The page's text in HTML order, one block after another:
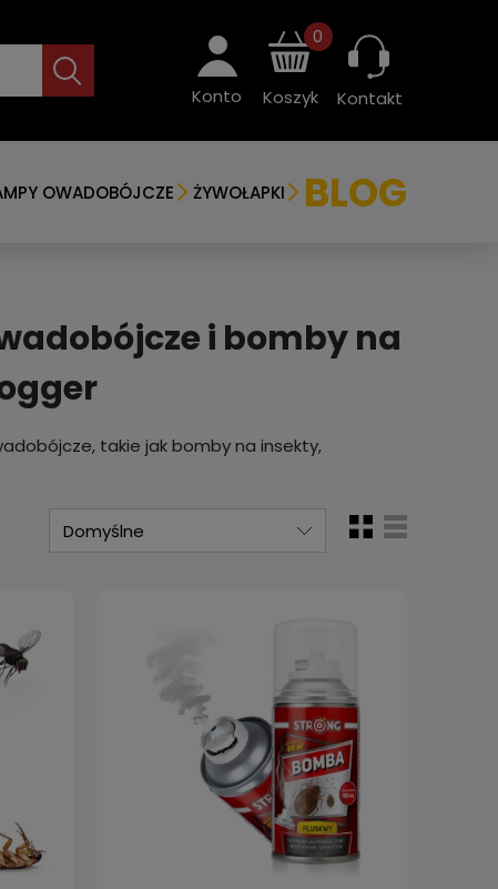
Konto Koszyk
0
Kontakt
OWADOBÓJCZE ŻYWOŁAPKI BLOG
i bomby na
takie jak bomby na insekty,